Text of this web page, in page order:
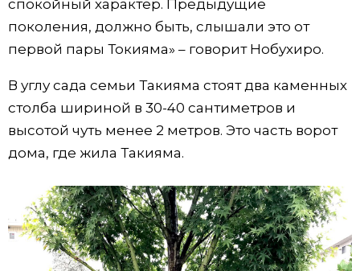
спокойный характер. Предыдущие
поколения, должно быть, слышали это от
первой пары Токияма» – говорит Нобухиро.
В углу сада семьи Такияма стоят два каменных
столба шириной в 30-40 сантиметров и
высотой чуть менее 2 метров. Это часть ворот
дома, где жила Такияма.